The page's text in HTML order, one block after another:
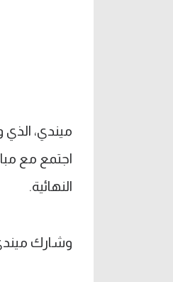
ميندي، الذي
اجتمع مع
النهائية.
وشارك